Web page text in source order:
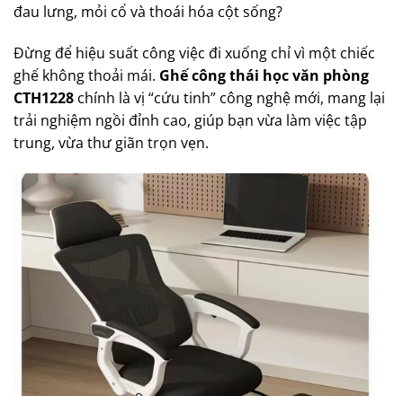
đau lưng, mỏi cổ và thoái hóa cột sống?
Đừng để hiệu suất công việc đi xuống chỉ vì một chiếc
ghế không thoải mái. Ghế công thái học văn phòng
CTH1228 chính là vị “cứu tinh” công nghệ mới, mang lại
trải nghiệm ngồi đỉnh cao, giúp bạn vừa làm việc tập
trung, vừa thư giãn trọn vẹn.